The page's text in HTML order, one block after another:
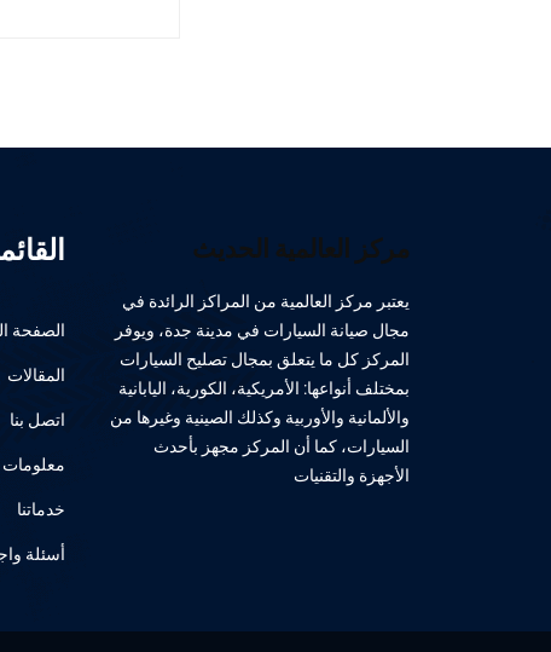
مركز العالمية الحديث
يعتبر مركز العالمية من المراكز الرائدة في
مجال صيانة السيارات في مدينة جدة، ويوفر
المركز كل ما يتعلق بمجال تصليح السيارات
بمختلف أنواعها: الأمريكية، الكورية، اليابانية
والألمانية والأوربية وكذلك الصينية وغيرها من
السيارات، كما أن المركز مجهز بأحدث
الأجهزة والتقنيات
الصفحة
المقالات
اتصل بنا
معلومات
خدماتنا
أسئلة